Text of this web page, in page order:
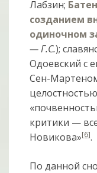
Лабзин;
созданием
одиночном
— Г.С.);
Одоевский с
Сен-
критики —
Новикова»[6].
По данной